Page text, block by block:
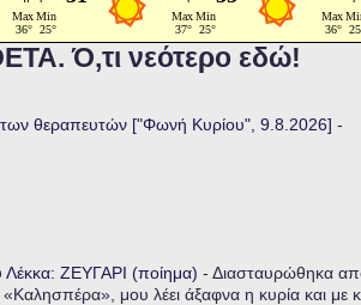
Ό,τι νεότερο εδώ!
των θεραπευτών ["Φωνή Κυρίου", 9.8.2026] -
Λέκκα: ΖΕΥΓΑΡΙ (ποίημα) - Διασταυρώθηκα
«Καλησπέρα», μου λέει άξαφνα η κυρία και με